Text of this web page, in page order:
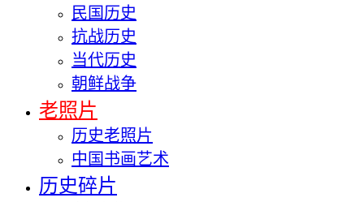
民国历史
抗战历史
当代历史
朝鲜战争
老照片
历史老照片
中国书画艺术
历史碎片